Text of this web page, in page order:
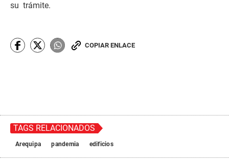
su trámite.
COPIAR ENLACE
TAGS RELACIONADOS
Arequipa pandemia edificios